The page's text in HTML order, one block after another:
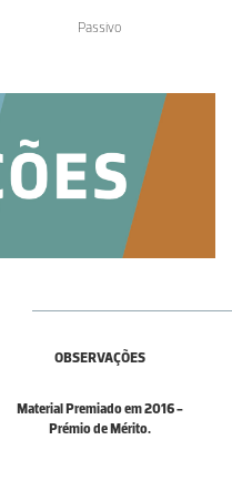
Passivo
OBSERVAÇÕES
Material Premiado em 2016 -
Prémio de Mérito.